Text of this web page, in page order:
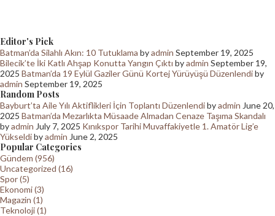
Editor's Pick
Batman’da Silahlı Akın: 10 Tutuklama byadmin September 19, 2025
Bilecik’te İki Katlı Ahşap Konutta Yangın Çıktı byadmin September 19,
2025 Batman’da 19 Eylül Gaziler Günü Kortej Yürüyüşü Düzenlendiby
admin September 19, 2025
Random Posts
Bayburt’ta Aile Yılı Aktiflikleri İçin Toplantı Düzenlendibyadmin June 20,
2025 Batman’da Mezarlıkta Müsaade Almadan Cenaze Taşıma Skandalı
byadmin July 7, 2025 Kınıkspor Tarihi Muvaffakiyetle 1. Amatör Lig’e
Yükseldibyadmin June 2, 2025
Popular Categories
Gündem (956)
Uncategorized (16)
Spor (5)
Ekonomi (3)
Magazin (1)
Teknoloji (1)